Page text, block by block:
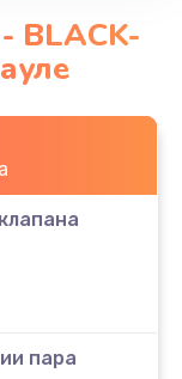
BLACK-
пара